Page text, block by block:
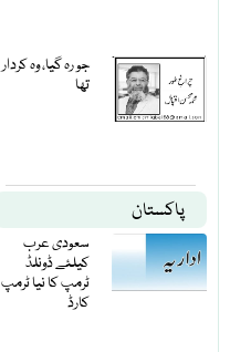
جو رہ گیا، وہ کردار
تھا
پاکستان
سعودی عرب
کیلئے ڈونلڈ
ٹرمپ کا نیا ٹرمپ
کارڈ